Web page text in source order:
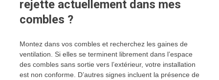
rejette actuellement dans mes
combles ?
Montez dans vos combles et recherchez les gaines de
ventilation. Si elles se terminent librement dans l’espace
des combles sans sortie vers l’extérieur, votre installation
est non conforme. D’autres signes incluent la présence de